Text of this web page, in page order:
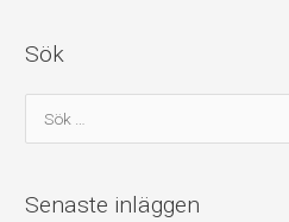
Sök
ö
e
Senaste inläggen